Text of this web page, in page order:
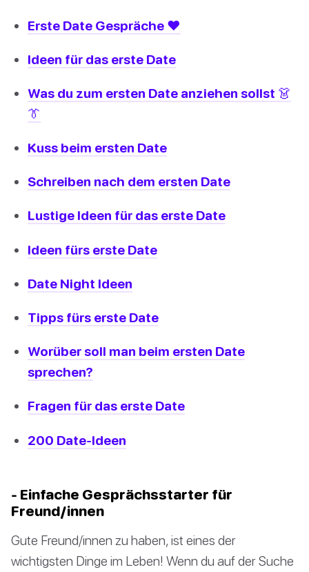
Erste Date Gespräche ❤️
Ideen für das erste Date
Was du zum ersten Date anziehen sollst 👗
👔
Kuss beim ersten Date
Schreiben nach dem ersten Date
Lustige Ideen für das erste Date
Ideen fürs erste Date
Date Night Ideen
Tipps fürs erste Date
Worüber soll man beim ersten Date
sprechen?
Fragen für das erste Date
200 Date-Ideen
- Einfache Gesprächsstarter für
Freund/innen
Gute Freund/innen zu haben, ist eines der
wichtigsten Dinge im Leben! Wenn du auf der Suche